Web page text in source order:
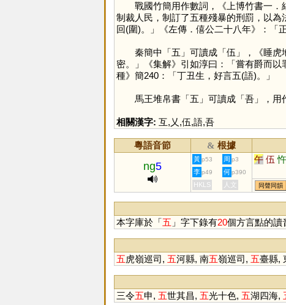
戰國竹簡用作數詞，《上博竹書一．緇
制裁人民，制訂了五種殘暴的刑罰，以
回(圍)。」《左傳．僖公二十八年》：「
秦簡中「五 」可讀成「伍 」，《睡
密。」《集解》引如淳曰：「嘗有爵而
種》簡240：「丁丑生，好言五(語)。」
馬王堆帛書「五 」可讀成「吾」，用
相關漢字: 互, 乂 ,伍,語,吾
粵語音節 & 根據
ng5
黃 p53 周 p3 午 伍 忤
李 p49 何 p390
HKLS 人文 同聲同韻
本字庫於「五 」字下錄有20個方言點的讀
五虎嶺巡司, 五河縣, 南五嶺巡司, 五臺縣,
三令五申, 五世其昌, 五光十色, 五湖四海,